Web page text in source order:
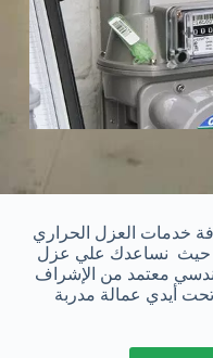
خدمات العزل الحراري
حيث نساعدك علي عزل
معتمد من الإشراف
أيدي عمالة مدربة